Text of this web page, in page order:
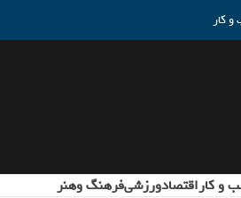
کار
و کاراقتصادورزشیفرهنگ وهنر